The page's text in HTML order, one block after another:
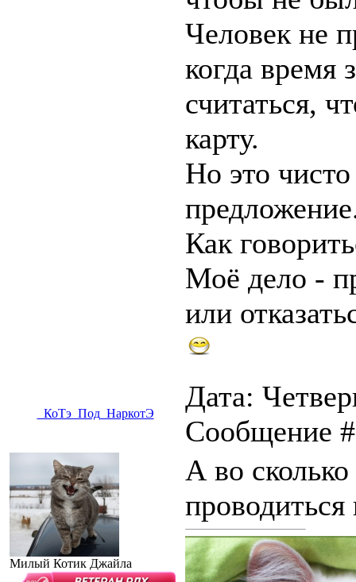
Человек не
когда время
считаться,
карту.
Но это
Как
Моё дело -
или
_КоТэ_Под_НаркотЭ
Дата:
Сообщение
Милый Котик Джайла
А во
проводиться